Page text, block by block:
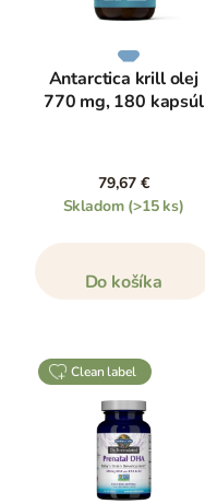
Antarctica krill olej
770 mg, 180 kapsúl
79,67 €
Skladom (>15 ks)
Do košíka
clean label